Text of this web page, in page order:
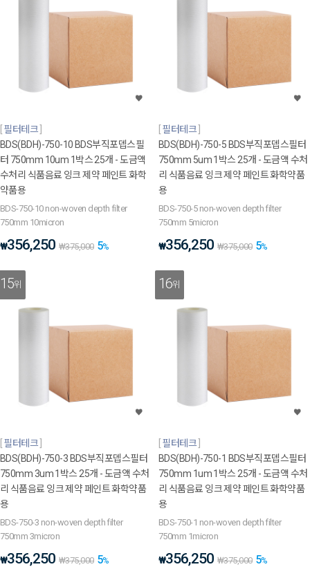
필터테크
BDS(BDH)-750-10 BDS부직포뎁스필
터 750mm 10um 1박스 25개 - 도금액
수처리 식품음료 잉크 제약 페인트 화학
약품용
BDS-750-10 non-woven depth filter
750mm 10micron
₩356,250 ₩375,000 5%
필터테크
BDS(BDH)-750-5 BDS부직포뎁스필터
750mm 5um 1박스 25개 - 도금액 수처
리 식품음료 잉크 제약 페인트 화학약품
용
BDS-750-5 non-woven depth filter
750mm 5micron
₩356,250 ₩375,000 5%
15위
필터테크
BDS(BDH)-750-3 BDS부직포뎁스필터
750mm 3um 1박스 25개 - 도금액 수처
리 식품음료 잉크 제약 페인트 화학약품
용
BDS-750-3 non-woven depth filter
750mm 3micron
₩356,250 ₩375,000 5%
16위
필터테크
BDS(BDH)-750-1 BDS부직포뎁스필터
750mm 1um 1박스 25개 - 도금액 수처
리 식품음료 잉크 제약 페인트 화학약품
용
BDS-750-1 non-woven depth filter
750mm 1micron
₩356,250 ₩375,000 5%